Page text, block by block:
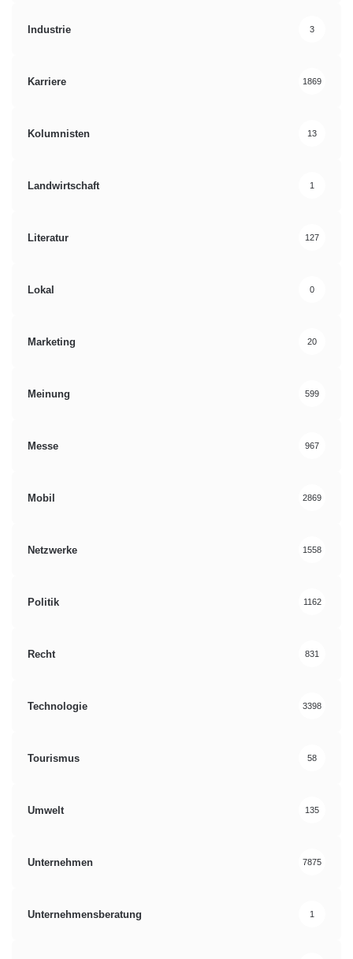
Industrie 3
Karriere 1869
Kolumnisten 13
Landwirtschaft 1
Literatur 127
Lokal 0
Marketing 20
Meinung 599
Messe 967
Mobil 2869
Netzwerke 1558
Politik 1162
Recht 831
Technologie 3398
Tourismus 58
Umwelt 135
Unternehmen 7875
Unternehmensberatung 1